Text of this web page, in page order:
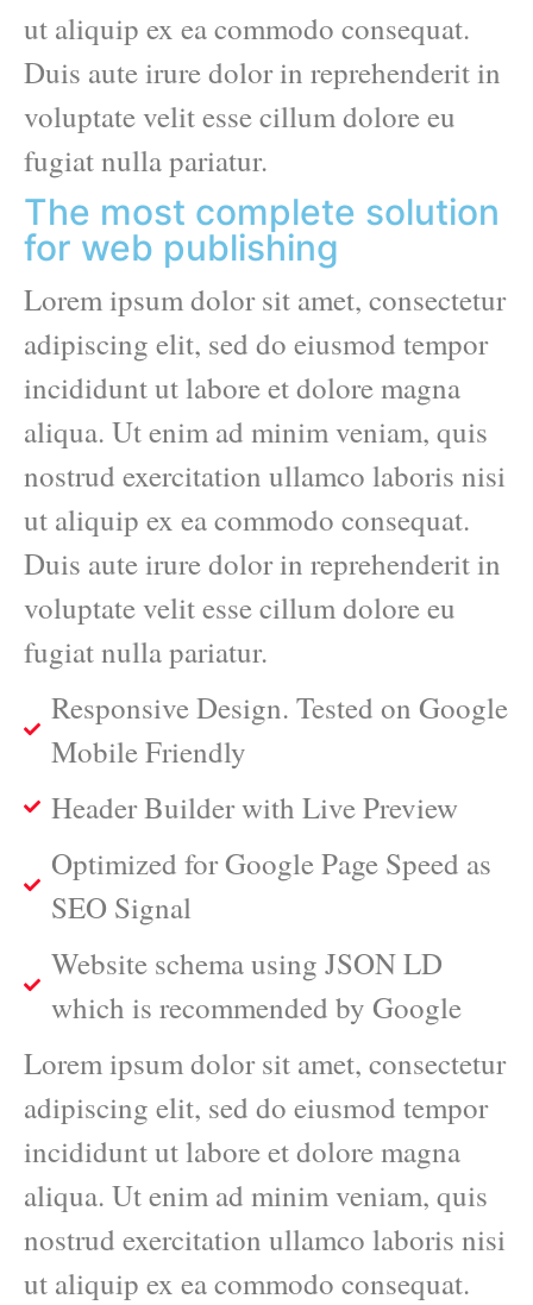
ut aliquip ex ea commodo consequat.
Duis aute irure dolor in reprehenderit in
voluptate velit esse cillum dolore eu
fugiat nulla pariatur.
The most complete solution
for web publishing
Lorem ipsum dolor sit amet, consectetur
adipiscing elit, sed do eiusmod tempor
incididunt ut labore et dolore magna
aliqua. Ut enim ad minim veniam, quis
nostrud exercitation ullamco laboris nisi
ut aliquip ex ea commodo consequat.
Duis aute irure dolor in reprehenderit in
voluptate velit esse cillum dolore eu
fugiat nulla pariatur.
Responsive Design. Tested on Google
Mobile Friendly
Header Builder with Live Preview
Optimized for Google Page Speed as
SEO Signal
Website schema using JSON LD
which is recommended by Google
Lorem ipsum dolor sit amet, consectetur
adipiscing elit, sed do eiusmod tempor
incididunt ut labore et dolore magna
aliqua. Ut enim ad minim veniam, quis
nostrud exercitation ullamco laboris nisi
ut aliquip ex ea commodo consequat.